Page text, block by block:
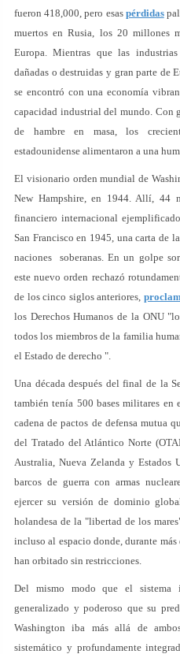
fueron 418,000, pero esas pérdidas
muertos en Rusia, los 20 millones
Europa. Mientras que las
dañadas o destruidas y gran parte de
se encontró con una economía
capacidad industrial del mundo. Con
de hambre en masa, los
estadounidense alimentaron a una
El visionario orden mundial de
New Hampshire, en 1944. Allí, 44
financiero internacional
San Francisco en 1945, una carta de
naciones soberanas. En un golpe
este nuevo orden rechazó
de los cinco siglos anteriores,
los Derechos Humanos de la ONU
todos los miembros de la familia
el Estado de derecho ".
Una década después del final de la
también tenía 500 bases militares en
cadena de pactos de defensa mutua
del Tratado del Atlántico Norte
Australia, Nueva Zelanda y Estados
barcos de guerra con armas
ejercer su versión de dominio
holandesa de la "libertad de los
incluso al espacio donde, durante
han orbitado sin restricciones.
Del mismo modo que el sistema
generalizado y poderoso que su
Washington iba más allá de
sistemático y profundamente